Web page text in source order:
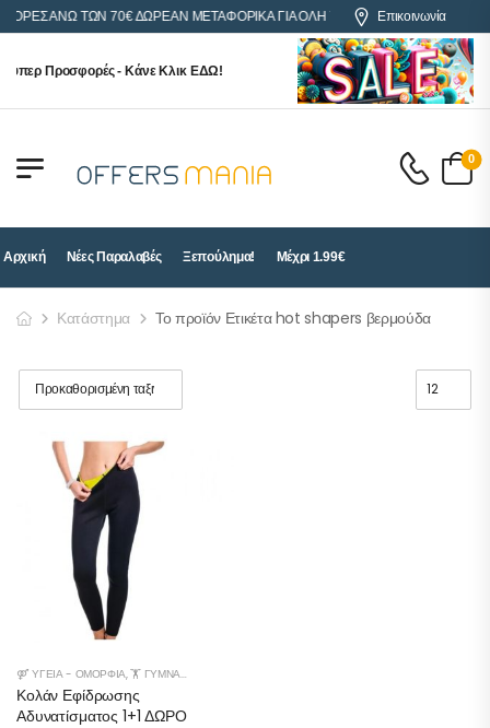
ΑΝΩ ΤΩΝ 70€ ΔΩΡΕΑΝ ΜΕΤΑΦΟΡΙΚΑ ΓΙΑ ΟΛΗ ΤΗΝ ΕΛΛΑΔΑΕπικοινωνία
Προσφορές - Κάνε Κλικ ΕΔΩ!
0
Αρχική Νέες Παραλαβές Ξεπούλημα! Μέχρι 1.99€
Κατάστημα Το προϊόν Ετικέτα hot shapers βερμούδα
⚤ ΥΓΕΊΑ - ΟΜΟΡΦΙΆ,🏋️ ΓΥΜΝΑΣΤΙΚΉ
Κολάν Εφίδρωσης
Αδυνατίσματος 1+1 ΔΩΡΟ